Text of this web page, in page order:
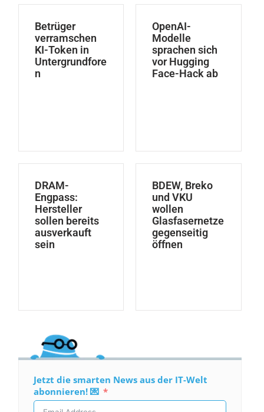
Betrüger
verramschen
KI-Token in
Untergrundfore
n
OpenAI-
Modelle
sprachen sich
vor Hugging
Face-Hack ab
DRAM-
Engpass:
Hersteller
sollen bereits
ausverkauft
sein
BDEW, Breko
und VKU
wollen
Glasfasernetze
gegenseitig
öffnen
Jetzt die smarten News aus der IT-Welt
abonnieren! 💌